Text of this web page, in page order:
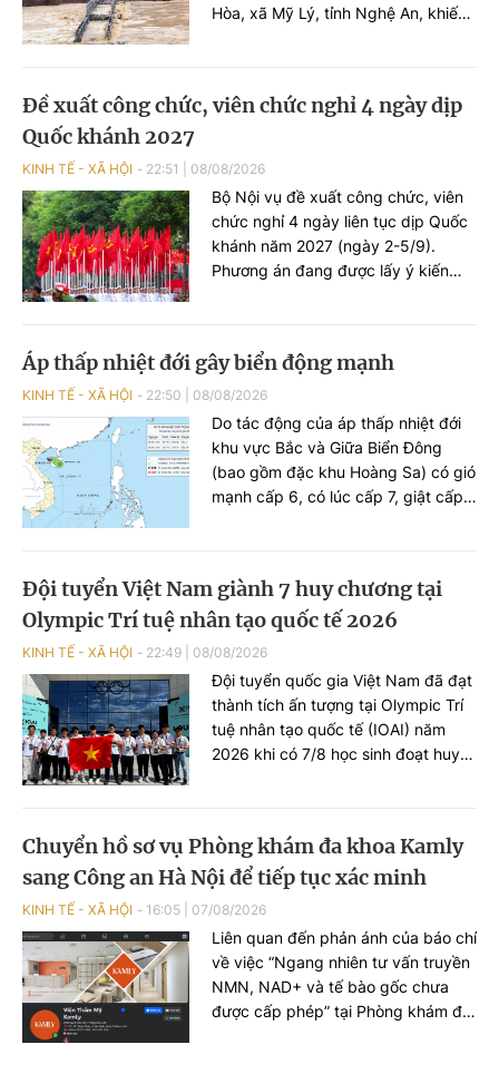
Hòa, xã Mỹ Lý, tỉnh Nghệ An, khiến
Đề xuất công chức, viên chức nghỉ 4 ngày dịp
Quốc khánh 2027
KINH TẾ - XÃ HỘI 22:51 08/08/2026
Bộ Nội vụ đề xuất công chức, viên
chức nghỉ 4 ngày liên tục dịp Quốc
khánh năm 2027 (ngày 2-5/9).
Phương án đang được lấy ý kiến
Áp thấp nhiệt đới gây biển động mạnh
KINH TẾ - XÃ HỘI 22:50 08/08/2026
Do tác động của áp thấp nhiệt đới
khu vực Bắc và Giữa Biển Đông
(bao gồm đặc khu Hoàng Sa) có gió
mạnh cấp 6, có lúc cấp 7, giật cấp
Đội tuyển Việt Nam giành 7 huy chương tại
Olympic Trí tuệ nhân tạo quốc tế 2026
KINH TẾ - XÃ HỘI 22:49 08/08/2026
Đội tuyển quốc gia Việt Nam đã đạt
thành tích ấn tượng tại Olympic Trí
tuệ nhân tạo quốc tế (IOAI) năm
2026 khi có 7/8 học sinh đoạt huy
Chuyển hồ sơ vụ Phòng khám đa khoa Kamly
sang Công an Hà Nội để tiếp tục xác minh
KINH TẾ - XÃ HỘI 16:05 07/08/2026
Liên quan đến phản ánh của báo chí
về việc “Ngang nhiên tư vấn truyền
NMN, NAD+ và tế bào gốc chưa
được cấp phép” tại Phòng khám đa